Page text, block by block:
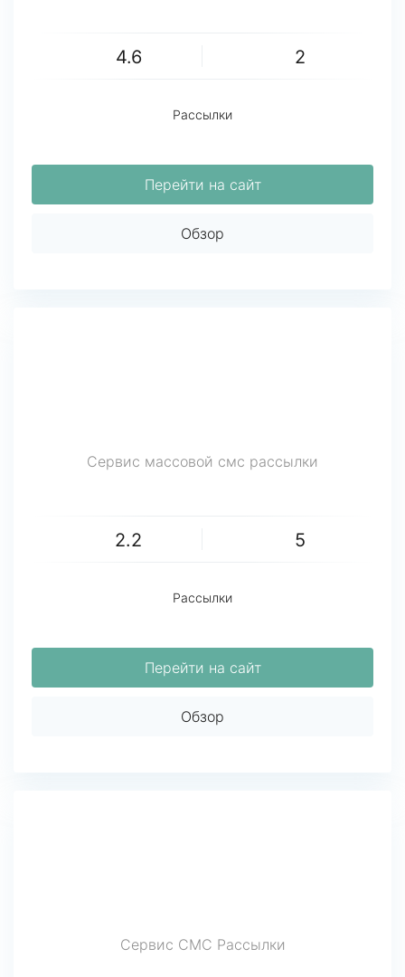
4.6 2
Рассылки
Перейти на сайт
Обзор
Сервис массовой смс рассылки
2.2 5
Рассылки
Перейти на сайт
Обзор
Сервис СМС Рассылки